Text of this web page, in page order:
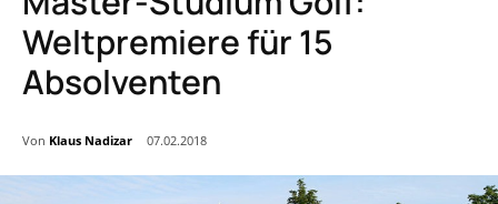
Weltpremiere für 15
Absolventen
Von Klaus Nadizar 07.02.2018